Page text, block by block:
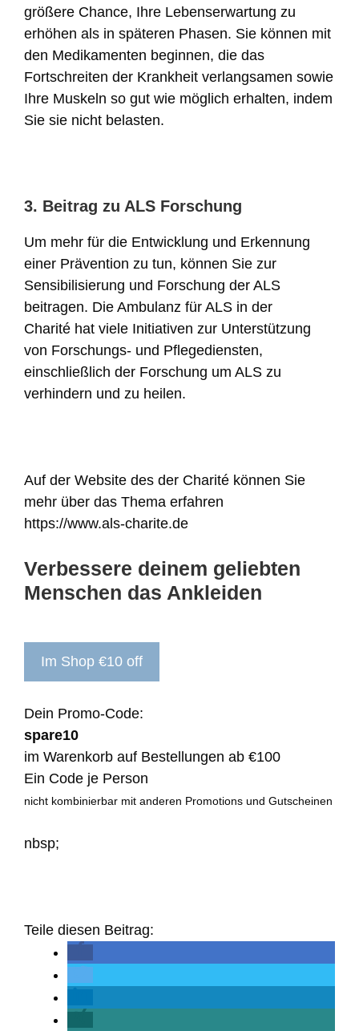
größere Chance, Ihre Lebenserwartung zu
erhöhen als in späteren Phasen. Sie können mit
den Medikamenten beginnen, die das
Fortschreiten der Krankheit verlangsamen sowie
Ihre Muskeln so gut wie möglich erhalten, indem
Sie sie nicht belasten.
3. Beitrag zu ALS Forschung
Um mehr für die Entwicklung und Erkennung
einer Prävention zu tun, können Sie zur
Sensibilisierung und Forschung der ALS
beitragen. Die Ambulanz für ALS in der
Charité hat viele Initiativen zur Unterstützung
von Forschungs- und Pflegediensten,
einschließlich der Forschung um ALS zu
verhindern und zu heilen.
Auf der Website des der Charité können Sie
mehr über das Thema erfahren
https://www.als-charite.de
Verbessere deinem geliebten
Menschen das Ankleiden
Im Shop €10 off
Dein Promo-Code:
spare10
im Warenkorb auf Bestellungen ab €100
Ein Code je Person
nicht kombinierbar mit anderen Promotions und Gutscheinen
nbsp;
Teile diesen Beitrag: